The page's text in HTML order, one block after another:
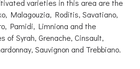
varieties in this area are the
Malagouzia, Roditis, Savatiano,
Pamidi, Limniona and the
of Syrah, Grenache, Cinsault,
Sauvignon and Trebbiano.